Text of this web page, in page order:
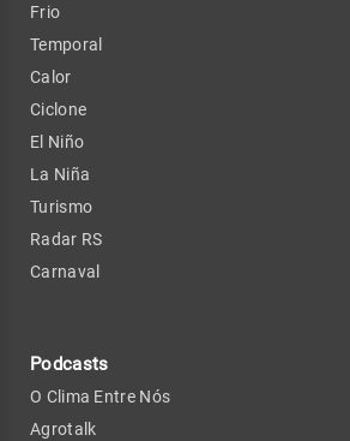
Frio
Temporal
Calor
Ciclone
El Niño
La Niña
Turismo
Radar RS
Carnaval
Podcasts
O Clima Entre Nós
Agrotalk